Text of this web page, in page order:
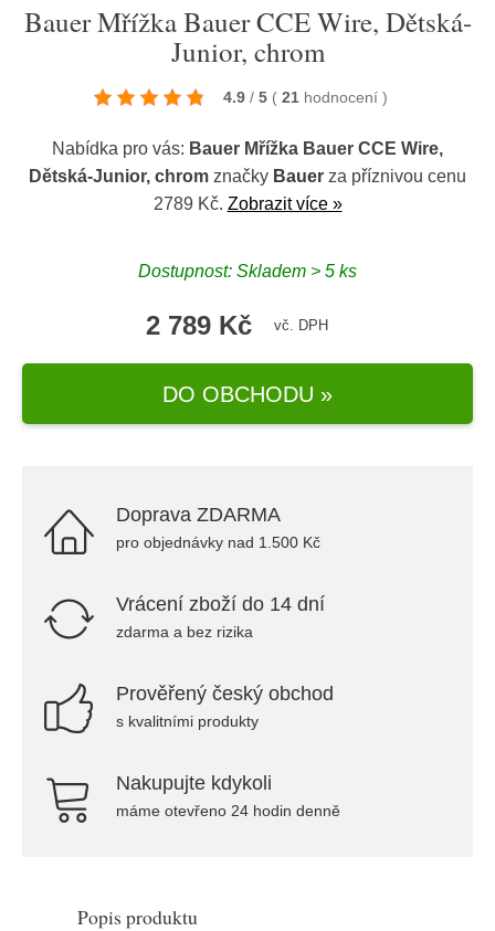
Bauer Mřížka Bauer CCE Wire, Dětská-
Junior, chrom
4.9 / 5 ( 21 hodnocení )
Nabídka pro vás: Bauer Mřížka Bauer CCE Wire,
Dětská-Junior, chrom značky Bauer za příznivou cenu
2789 Kč. Zobrazit více »
Dostupnost: Skladem > 5 ks
2 789 Kč vč. DPH
DO OBCHODU »
Doprava ZDARMA
pro objednávky nad 1.500 Kč
Vrácení zboží do 14 dní
zdarma a bez rizika
Prověřený český obchod
s kvalitními produkty
Nakupujte kdykoli
máme otevřeno 24 hodin denně
Popis produktu